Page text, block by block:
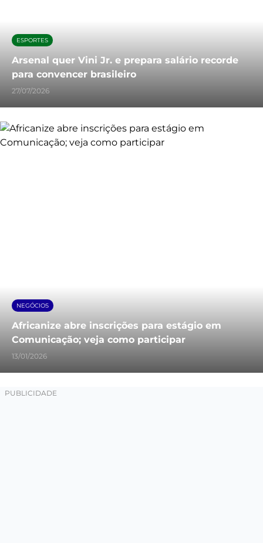
ESPORTES
Arsenal quer Vini Jr. e prepara salário recorde
para convencer brasileiro
27/07/2026
NEGÓCIOS
Africanize abre inscrições para estágio em
Comunicação; veja como participar
13/01/2026